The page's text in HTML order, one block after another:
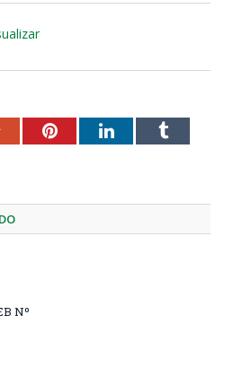
Google+PinterestLinkedInTumblr
Nº